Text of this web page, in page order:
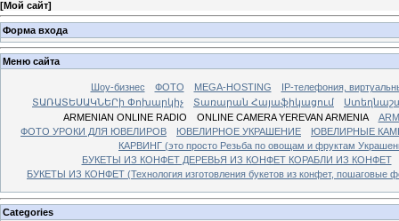
[Мой сайт]
Форма входа
Меню сайта
Шоу-бизнес ФОТО MEGA-HOSTING
IP-телефония,
ՏԱՌԱՏԵՍԱԿՆԵՐի Փոխարկիչ
Տառարան Հայաֆիկացում
ARMENIAN ONLINE RADIO
ONLINE CAMERA YEREVAN ARMENIA
ФОТО УРОКИ ДЛЯ ЮВЕЛИРОВ
ЮВЕЛИРНОЕ УКРАШЕНИЕ
ЮВЕЛИРНЫЕ
КАРВИНГ (это просто Резьба по овощам и фруктам
БУКЕТЫ ИЗ КОНФЕТ ДЕРЕВЬЯ ИЗ КОНФЕТ КОРАБЛИ ИЗ КОНФЕТ
БУКЕТЫ ИЗ КОНФЕТ (Технология изготовления букетов из конфет, пошаговые
Categories